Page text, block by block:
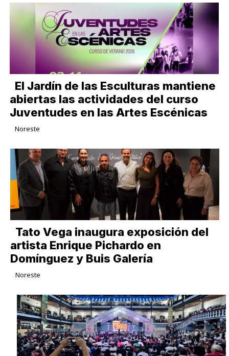
El Jardín de las Esculturas mantiene
abiertas las actividades del curso
Juventudes en las Artes Escénicas
Noreste
Tato Vega inaugura exposición del
artista Enrique Pichardo en
Domínguez y Buis Galería
Noreste